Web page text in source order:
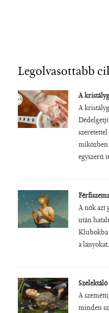
Legolvasottabb
A
A
miközben
egyszerű
A nők azt
után
Klubokba
a lányokat.
A
minden